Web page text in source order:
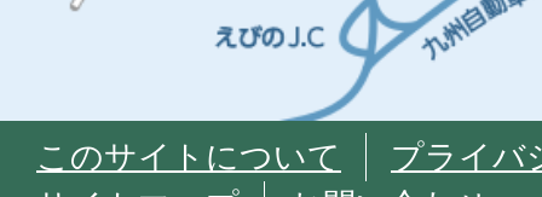
このサイトについて
プライバ